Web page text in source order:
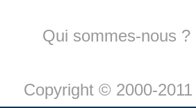
Qui sommes-nous ?
Copyright © 2000-